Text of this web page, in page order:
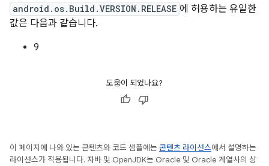
android.os.Build.VERSION.RELEASE 에 허용하는 유일한
값은 다음과 같습니다.
9
도움이 되었나요?
이 페이지에 나와 있는 콘텐츠와 코드 샘플에는 콘텐츠 라이선스에서 설명하는
라이선스가 적용됩니다. 자바 및 OpenJDK는 Oracle 및 Oracle 계열사의 상